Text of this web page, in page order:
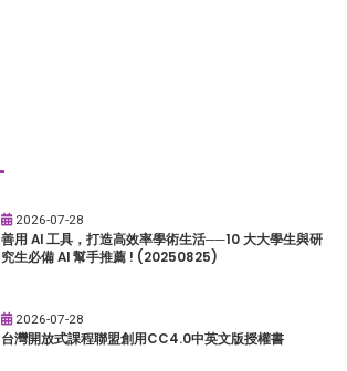
2026-07-28
善用 AI 工具，打造高效率學術生活──10 大大學生與研
究生必備 AI 幫手推薦 ! (20250825)
2026-07-28
台灣開放式課程聯盟創用CC4.0中英文版授權書